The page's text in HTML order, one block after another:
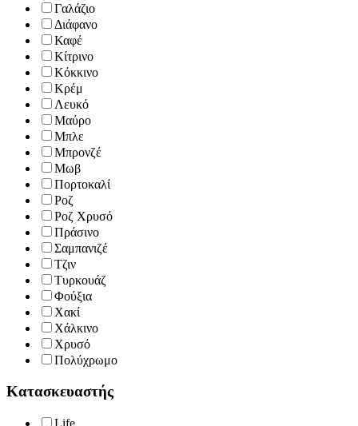
Γαλάζιο
Διάφανο
Καφέ
Κίτρινο
Κόκκινο
Κρέμ
Λευκό
Μαύρο
Μπλε
Μπρονζέ
Μωβ
Πορτοκαλί
Ροζ
Ροζ Χρυσό
Πράσινο
Σαμπανιζέ
Τζιν
Τυρκουάζ
Φούξια
Χακί
Χάλκινο
Χρυσό
Πολύχρωμο
Κατασκευαστής